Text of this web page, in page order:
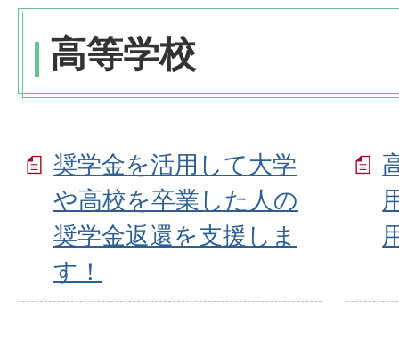
高等学校
奨学金を活用して大学
や高校を卒業した人の
奨学金返還を支援しま
す！